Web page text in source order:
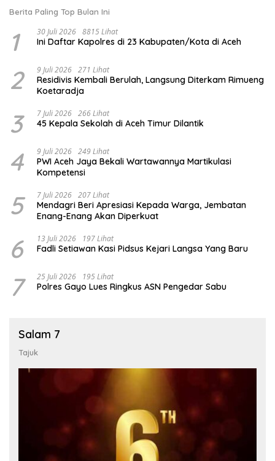
Berita Paling Top Bulan Ini
1 30 Juli 2026 8815 Lihat
Ini Daftar Kapolres di 23 Kabupaten/Kota di Aceh
2 9 Juli 2026 271 Lihat
Residivis Kembali Berulah, Langsung Diterkam Rimueng
Koetaradja
3 7 Juli 2026 266 Lihat
45 Kepala Sekolah di Aceh Timur Dilantik
4 9 Juli 2026 249 Lihat
PWI Aceh Jaya Bekali Wartawannya Martikulasi
Kompetensi
5 7 Juli 2026 207 Lihat
Mendagri Beri Apresiasi Kepada Warga, Jembatan
Enang-Enang Akan Diperkuat
6 13 Juli 2026 197 Lihat
Fadli Setiawan Kasi Pidsus Kejari Langsa Yang Baru
7 25 Juli 2026 195 Lihat
Polres Gayo Lues Ringkus ASN Pengedar Sabu
Salam 7
Tajuk